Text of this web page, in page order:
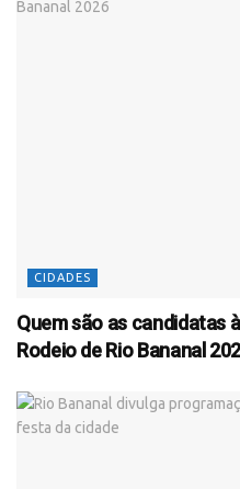
CIDADES
Quem são as candidatas
Rodeio de Rio Bananal